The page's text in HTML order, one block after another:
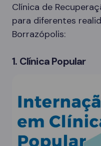
Clínica de
para diferentes
Borrazópolis:
1. Clínica Popular